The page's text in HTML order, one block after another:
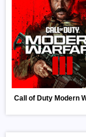
Call of Duty Modern